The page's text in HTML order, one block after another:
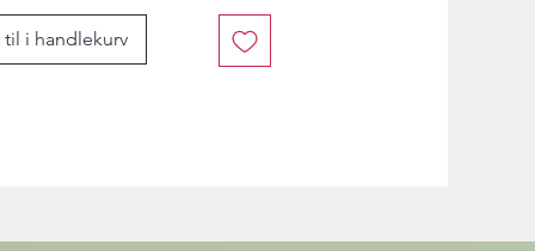
L9 x H12,5 x B6 cm
Ø 2,2 cm
Happy Changes
til i handlekurv